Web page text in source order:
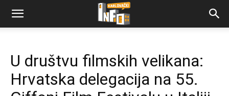
U društvu filmskih velikana:
Hrvatska delegacija na 55.